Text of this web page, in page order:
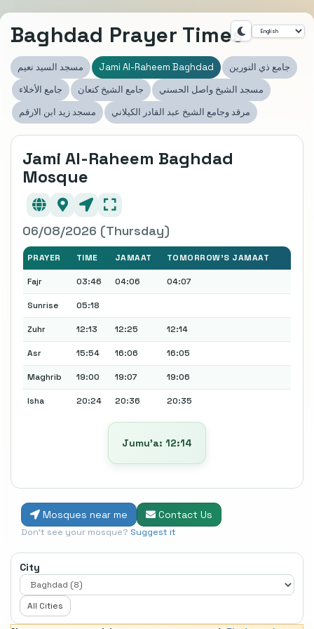
Baghdad Prayer Times
مسجد السيد نعيم Jami Al-Raheem Baghdad
جامع ذي النورين
جامع الأخلاء
جامع الشيخ كنعان
مسجد الشيخ واصل الحسني
مسجد زيد ابن الارقم
مرقد وجامع الشيخ عبد القادر الكيلاني
Jami Al-Raheem Baghdad
Mosque
06/08/2026 (Thursday)
PRAYER TIME JAMAAT TOMORROW'S JAMAAT
Fajr 03:46 04:06 04:07
Sunrise 05:18
Zuhr 12:13 12:25 12:14
Asr 15:54 16:06 16:05
Maghrib 19:00 19:07 19:06
Isha 20:24 20:36 20:35
Jumu’a: 12:14
Mosques near me Contact Us
Don't see your mosque? Suggest it
City
All Cities